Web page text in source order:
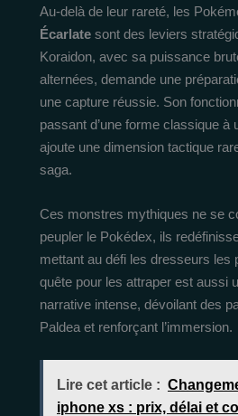
Au-delà de leur rareté, les
Écarlate sont des leviers
Koraidon, avec sa puissance
alternées, demande une
une capture réussie. Son
passant d’une forme classique à
ajoute une dimension tactique
saga.
Ces monstres mythiques ne se
peupler le Pokédex, ils
mettant au défi les dresseurs les
quête pour les attraper est aussi
narrative intense, dévoilant des
Paldea et renforçant l’immersion.
Lire cet article :
iphone xs : prix, délai et